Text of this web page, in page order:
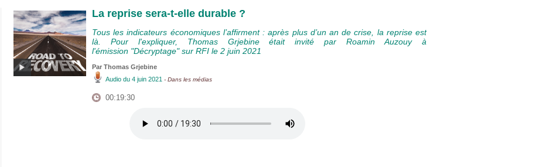
La reprise sera-t-elle durable ?
Tous les indicateurs économiques l’affirment : après plus d’un an de crise, la reprise est
là. Pour l'expliquer, Thomas Grjebine était invité par Roamin Auzouy à
l'émission "Décryptage" sur RFI le 2 juin 2021
Par Thomas Grjebine
Audio du 4 juin 2021 - Dans les médias
00:19:30